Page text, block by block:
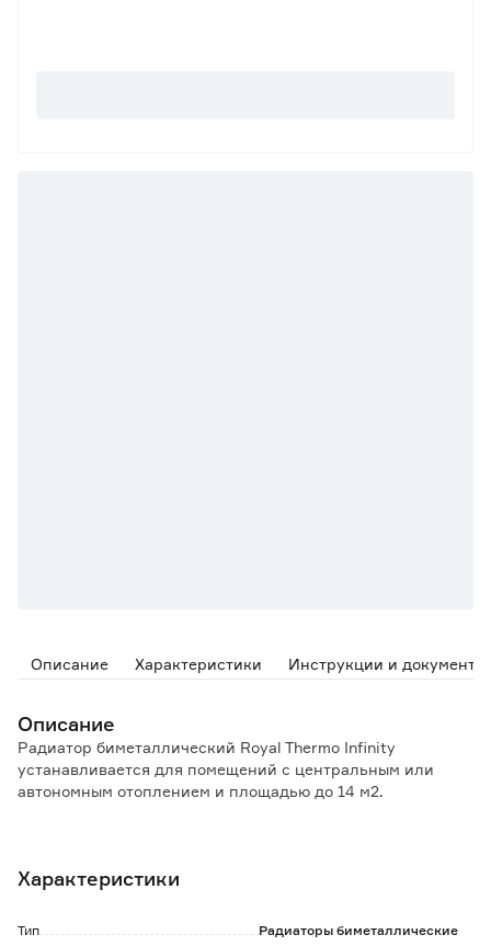
Описание Характеристики Инструкции и документы
Описание
Радиатор биметаллический Royal Thermo Infinity
устанавливается для помещений с центральным или
автономным отоплением и площадью до 14 м2.
эксплуатационная надежность;
гидроударам и с химически агрессивными
Характеристики
Тип Радиаторы биметаллические